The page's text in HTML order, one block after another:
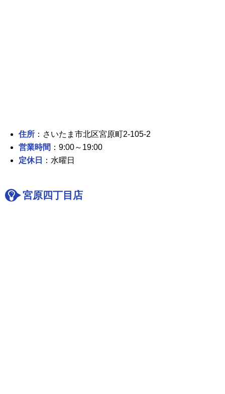
住所 ：さいたま市北区宮原町2-105-2
営業時間 ：9:00～19:00
定休日
：水曜日
宮原四丁目店